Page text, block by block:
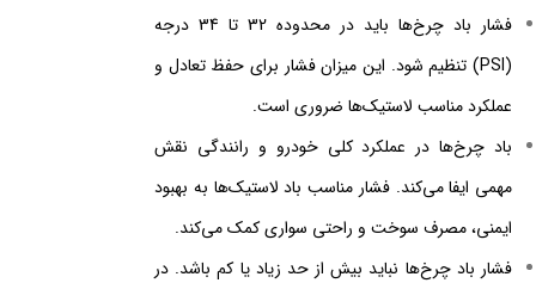
فشار باد چرخ‌ها باید در محدوده 32 تا 34 درجه
(PSI) تنظیم شود. این میزان فشار برای حفظ تعادل و
عملکرد مناسب لاستیک‌ها ضروری است.
باد چرخ‌ها در عملکرد کلی خودرو و رانندگی نقش
مهمی ایفا می‌کند. فشار مناسب باد لاستیک‌ها به بهبود
ایمنی، مصرف سوخت و راحتی سواری کمک می‌کند.
فشار باد چرخ‌ها نباید بیش از حد زیاد یا کم باشد. در